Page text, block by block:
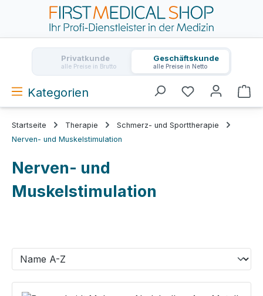
Zum Hauptinhalt springen
Privatkunde
alle Preise in Brutto
Geschäftskunde
alle Preise in Netto
Kategorien
Startseite Therapie
Schmerz- und Sporttherapie
Nerven- und Muskelstimulation
Nerven- und
Muskelstimulation